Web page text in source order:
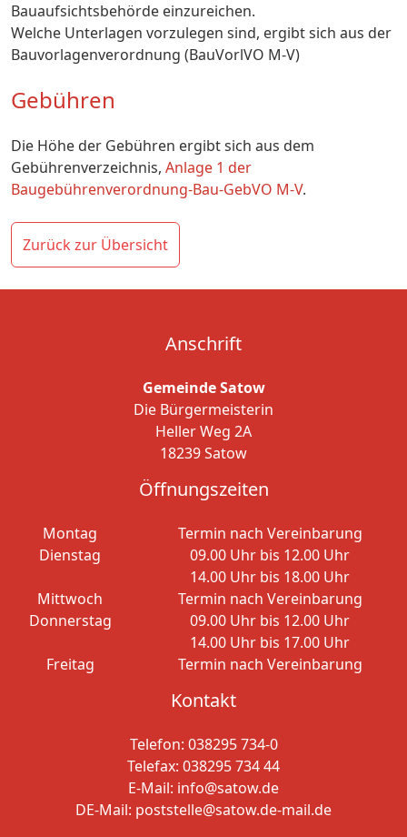
Bauaufsichtsbehörde einzureichen.
Welche Unterlagen vorzulegen sind, ergibt sich aus der
Bauvorlagenverordnung (BauVorlVO M-V)
Gebühren
Die Höhe der Gebühren ergibt sich aus dem
Gebührenverzeichnis, Anlage 1 der
Baugebührenverordnung-Bau-GebVO M-V.
Zurück zur Übersicht
Anschrift
Gemeinde Satow
Die Bürgermeisterin
Heller Weg 2A
18239 Satow
Öffnungszeiten
Montag
Termin nach Vereinbarung
Dienstag
09.00 Uhr bis 12.00 Uhr
14.00 Uhr bis 18.00 Uhr
Mittwoch
Termin nach Vereinbarung
Donnerstag
09.00 Uhr bis 12.00 Uhr
14.00 Uhr bis 17.00 Uhr
Freitag
Termin nach Vereinbarung
Kontakt
Telefon: 038295 734-0
Telefax: 038295 734 44
E-Mail: info@satow.de
DE-Mail: poststelle@satow.de-mail.de